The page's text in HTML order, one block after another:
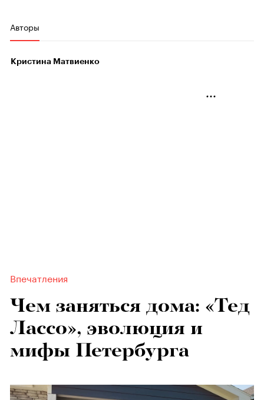
Авторы
Кристина Матвиенко
Впечатления
Чем заняться дома: «Тед
Лассо», эволюция и
мифы Петербурга